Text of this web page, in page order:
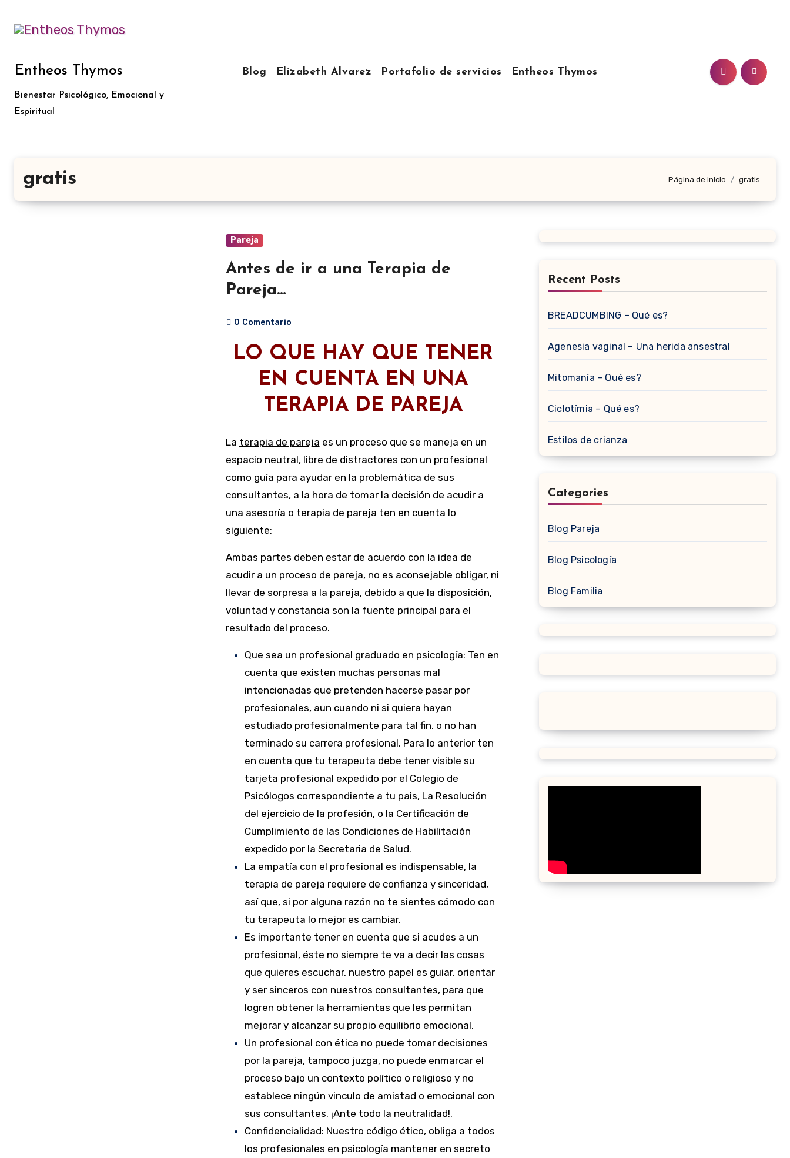
Entheos Thymos
Bienestar Psicológico, Emocional y
Espiritual
Blog Elizabeth Alvarez Portafolio de servicios Entheos Thymos
gratis Página de inicio gratis
Pareja
Antes de ir a una Terapia de
Pareja…
0 Comentario
LO QUE HAY QUE TENER
EN CUENTA EN UNA
TERAPIA DE PAREJA
La terapia de pareja es un proceso que se maneja en un
espacio neutral, libre de distractores con un profesional
como guía para ayudar en la problemática de sus
consultantes, a la hora de tomar la decisión de acudir a
una asesoría o terapia de pareja ten en cuenta lo
siguiente:
Ambas partes deben estar de acuerdo con la idea de
acudir a un proceso de pareja, no es aconsejable obligar, ni
llevar de sorpresa a la pareja, debido a que la disposición,
voluntad y constancia son la fuente principal para el
resultado del proceso.
Que sea un profesional graduado en psicología: Ten en
cuenta que existen muchas personas mal
intencionadas que pretenden hacerse pasar por
profesionales, aun cuando ni si quiera hayan
estudiado profesionalmente para tal fin, o no han
terminado su carrera profesional. Para lo anterior ten
en cuenta que tu terapeuta debe tener visible su
tarjeta profesional expedido por el Colegio de
Psicólogos correspondiente a tu pais, La Resolución
del ejercicio de la profesión, o la Certificación de
Cumplimiento de las Condiciones de Habilitación
expedido por la Secretaria de Salud.
La empatía con el profesional es indispensable, la
terapia de pareja requiere de confianza y sinceridad,
así que, si por alguna razón no te sientes cómodo con
tu terapeuta lo mejor es cambiar.
Es importante tener en cuenta que si acudes a un
profesional, éste no siempre te va a decir las cosas
que quieres escuchar, nuestro papel es guiar, orientar
y ser sinceros con nuestros consultantes, para que
logren obtener la herramientas que les permitan
mejorar y alcanzar su propio equilibrio emocional.
Un profesional con ética no puede tomar decisiones
por la pareja, tampoco juzga, no puede enmarcar el
proceso bajo un contexto político o religioso y no
establece ningún vinculo de amistad o emocional con
sus consultantes. ¡Ante todo la neutralidad!.
Confidencialidad: Nuestro código ético, obliga a todos
los profesionales en psicología mantener en secreto
Recent Posts
BREADCUMBING – Qué es?
Agenesia vaginal – Una herida ansestral
Mitomanía – Qué es?
Ciclotímia – Qué es?
Estilos de crianza
Categories
Blog Pareja
Blog Psicología
Blog Familia